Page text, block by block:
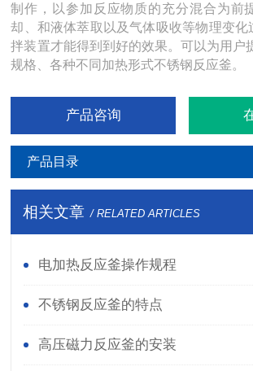
制作，以参加反应物质的充分混合为前
却、和液体萃取以及气体吸收等物理变化
拌装置才能得到到好的效果。可以为用户
规格、各种不同加热形式不锈钢反应釜。
产品咨询
产品目录
相关文章 / RELATED ARTICLES
电加热反应釜操作规程
不锈钢反应釜的特点
高压磁力反应釜的安装